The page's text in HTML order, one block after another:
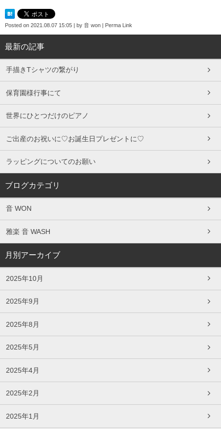
Posted on 2021.08.07 15:05 by 音 won Perma Link
最新の記事
手描きTシャツの繋がり
保育園様行事にて
世界にひとつだけのピアノ
ご出産のお祝いに♡お誕生日プレゼントに♡
ラッピングについてのお願い
ブログカテゴリ
音 WON
雅楽 音 WASH
月別アーカイブ
2025年10月
2025年9月
2025年8月
2025年5月
2025年4月
2025年2月
2025年1月